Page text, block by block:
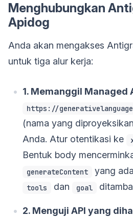
Menghubungkan
Apidog
Anda akan mengakses
untuk tiga alur kerja:
1. Memanggil Managed
https://
(nama yang
Anda. Atur otentikasi ke
Bentuk body
generateContent yang
tools dan goal
2. Menguji API yang